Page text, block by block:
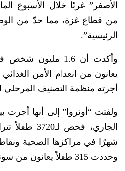
الأصفر” غربًا خلال الأسبوع
من قطاع غزة، مما حدّ من
الرئيسية”.
وأكدت أن 1.6
يعانون من انعدام الأمن
أجرته منظمة التصنيف المرحلي
شهرًا في مراكزها الصحية
وحددت 315 طفلاً يعانون من سوء التغذية.